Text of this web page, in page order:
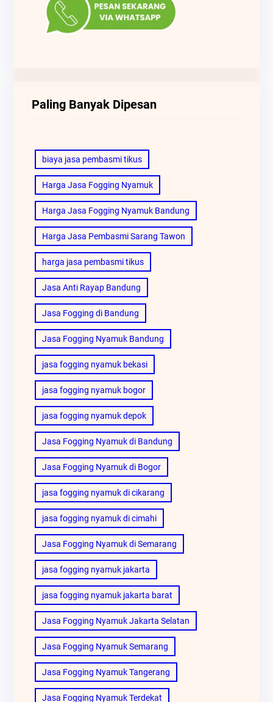
Paling Banyak Dipesan
biaya jasa pembasmi tikus
Harga Jasa Fogging Nyamuk
Harga Jasa Fogging Nyamuk Bandung
Harga Jasa Pembasmi Sarang Tawon
harga jasa pembasmi tikus
Jasa Anti Rayap Bandung
Jasa Fogging di Bandung
Jasa Fogging Nyamuk Bandung
jasa fogging nyamuk bekasi
jasa fogging nyamuk bogor
jasa fogging nyamuk depok
Jasa Fogging Nyamuk di Bandung
Jasa Fogging Nyamuk di Bogor
jasa fogging nyamuk di cikarang
jasa fogging nyamuk di cimahi
Jasa Fogging Nyamuk di Semarang
jasa fogging nyamuk jakarta
jasa fogging nyamuk jakarta barat
Jasa Fogging Nyamuk Jakarta Selatan
Jasa Fogging Nyamuk Semarang
Jasa Fogging Nyamuk Tangerang
Jasa Fogging Nyamuk Terdekat